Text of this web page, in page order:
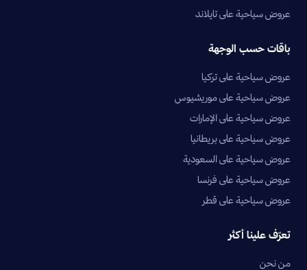
عروض سياحية على تايلاند
باقات حسب الوجهة
عروض سياحية على تركيا
عروض سياحية على موريشيوس
عروض سياحية على الإمارات
عروض سياحية على بريطانيا
عروض سياحية على السعودية
عروض سياحية على فرنسا
عروض سياحية على قطر
تعرّف علينا أكثر
من نحن